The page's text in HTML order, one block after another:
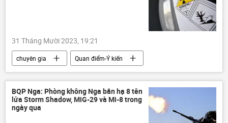
31 Tháng Mười 2023, 19:21
chuyên gia
Quan điểm-Ý kiến
uranium
Nga
Hoa Kỳ
Thế giới
năng lượng
xuất khẩu
phương Tây
BQP Nga: Phòng không Nga bắn hạ 8 tên
lửa Storm Shadow, MiG-29 và Mi-8 trong
ngày qua